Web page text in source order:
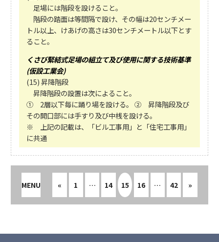
足場には階段を設けること。
階段の踏面は等間隔で設け、その幅は20センチメー
トル以上、けあげの高さは30センチメートル以下とす
ること。
くさび緊結式足場の組立て及び使用に関する技術基準
(仮設工業会)
(15) 昇降階段
昇降階段の設置は次によること。
① 2層以下毎に踊り場を設ける。 ② 昇降階段及び
その開口部には手すり及び中桟を設ける。
※ 上記の記載は、「ビル工事用」と「住宅工事用」
に共通
MENU « 1 … 14 15 16 … 42 »